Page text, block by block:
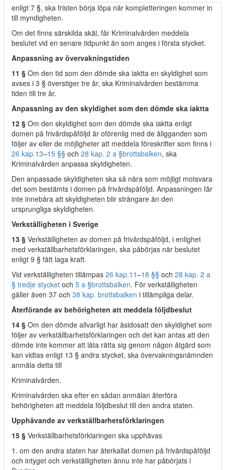
enligt 7 §, ska fristen börja löpa när kompletteringen kommer in
till myndigheten.
Om det finns särskilda skäl, får Kriminalvården meddela
beslutet vid en senare tidpunkt än som anges i första stycket.
Anpassning av övervakningstiden
11 § Om den tid som den dömde ska iaktta en skyldighet som
avses i 3 § överstiger tre år, ska Kriminalvården bestämma
tiden till tre år.
Anpassning av den skyldighet som den dömde ska iaktta
12 § Om den skyldighet som den dömde ska iaktta enligt
domen på frivårdspåföljd är oförenlig med de åligganden som
följer av eller de möjligheter att meddela föreskrifter som finns i
26 kap.13–15 §§ och 28 kap. 2 a §brottsbalken, ska
Kriminalvården anpassa skyldigheten.
Den anpassade skyldigheten ska så nära som möjligt motsvara
det som bestämts i domen på frivårdspåföljd. Anpassningen får
inte innebära att skyldigheten blir strängare än den
ursprungliga skyldigheten.
Verkställigheten i Sverige
13 § Verkställigheten av domen på frivårdspåföljd, i enlighet
med verkställbarhetsförklaringen, ska påbörjas när beslutet
enligt 9 § fått laga kraft.
Vid verkställigheten tillämpas 26 kap.11–18 §§ och 28 kap. 2 a
§ tredje stycket och 5 a §brottsbalken. För verkställigheten
gäller även 37 och 38 kap. brottsbalken i tillämpliga delar.
Återförande av behörigheten att meddela följdbeslut
14 § Om den dömde allvarligt har åsidosatt den skyldighet som
följer av verkställbarhetsförklaringen och det kan antas att den
dömde inte kommer att låta rätta sig genom någon åtgärd som
kan vidtas enligt 13 § andra stycket, ska övervakningsnämnden
anmäla detta till
Kriminalvården.
Kriminalvården ska efter en sådan anmälan återföra
behörigheten att meddela följdbeslut till den andra staten.
Upphävande av verkställbarhetsförklaringen
15 § Verkställbarhetsförklaringen ska upphävas
1. om den andra staten har återkallat domen på frivårdspåföljd
och intyget och verkställigheten ännu inte har påbörjats i